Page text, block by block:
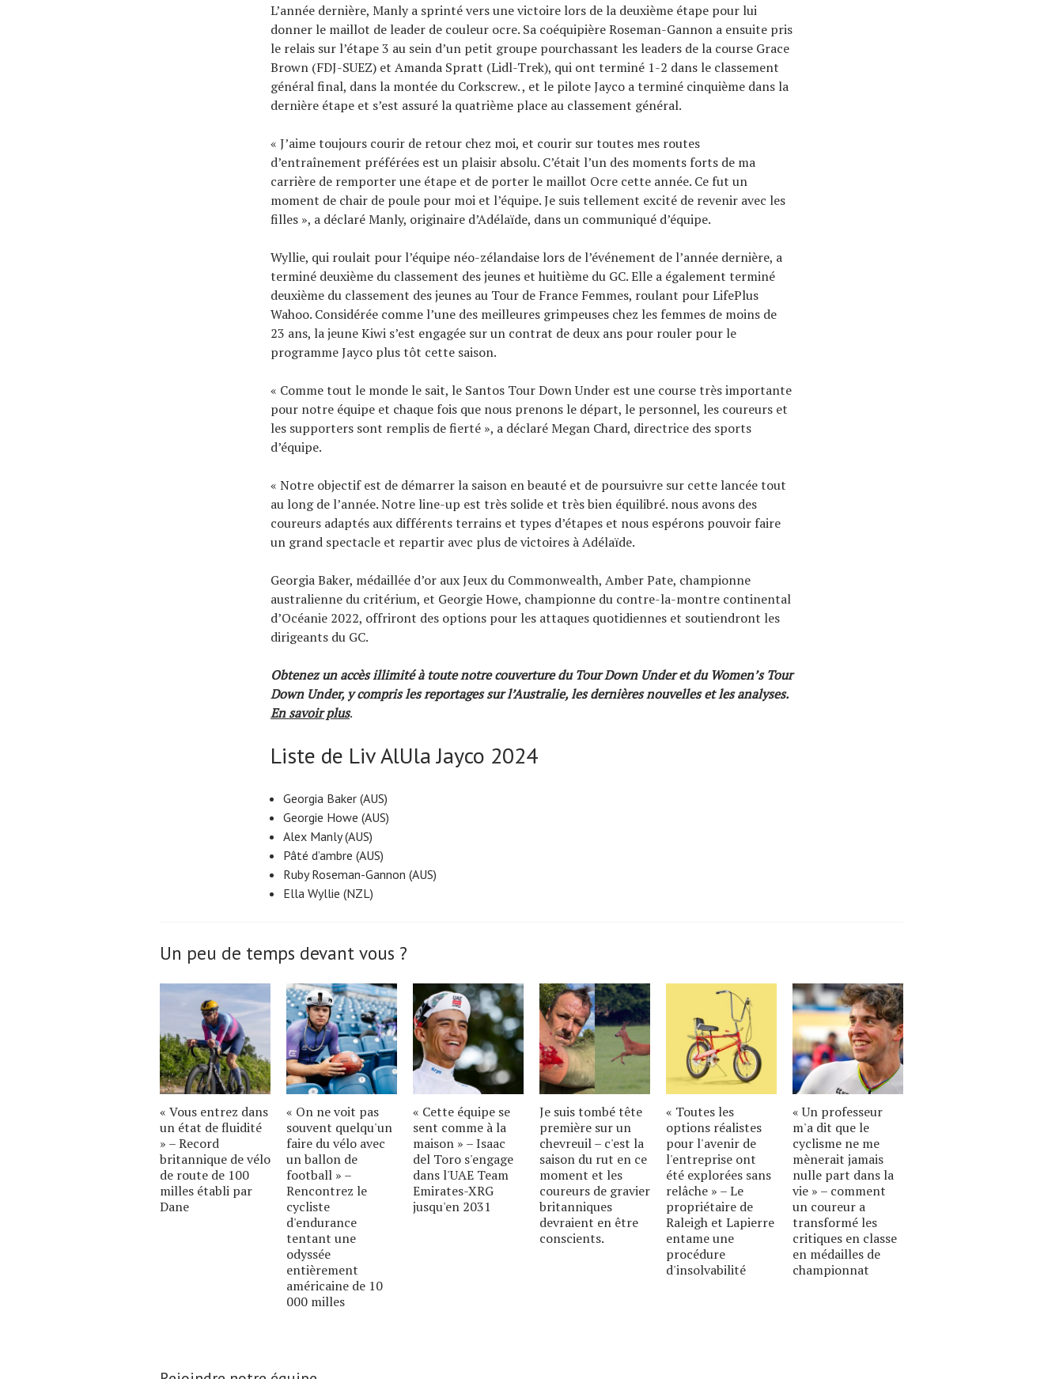
L’année dernière, Manly a sprinté vers une victoire lors de la deuxième étape pour lui
donner le maillot de leader de couleur ocre. Sa coéquipière Roseman-Gannon a ensuite pris
le relais sur l’étape 3 au sein d’un petit groupe pourchassant les leaders de la course Grace
Brown (FDJ-SUEZ) et Amanda Spratt (Lidl-Trek), qui ont terminé 1-2 dans le classement
général final, dans la montée du Corkscrew. , et le pilote Jayco a terminé cinquième dans la
dernière étape et s’est assuré la quatrième place au classement général.
« J’aime toujours courir de retour chez moi, et courir sur toutes mes routes
d’entraînement préférées est un plaisir absolu. C’était l’un des moments forts de ma
carrière de remporter une étape et de porter le maillot Ocre cette année. Ce fut un
moment de chair de poule pour moi et l’équipe. Je suis tellement excité de revenir avec les
filles », a déclaré Manly, originaire d’Adélaïde, dans un communiqué d’équipe.
Wyllie, qui roulait pour l’équipe néo-zélandaise lors de l’événement de l’année dernière, a
terminé deuxième du classement des jeunes et huitième du GC. Elle a également terminé
deuxième du classement des jeunes au Tour de France Femmes, roulant pour LifePlus
Wahoo. Considérée comme l’une des meilleures grimpeuses chez les femmes de moins de
23 ans, la jeune Kiwi s’est engagée sur un contrat de deux ans pour rouler pour le
programme Jayco plus tôt cette saison.
« Comme tout le monde le sait, le Santos Tour Down Under est une course très importante
pour notre équipe et chaque fois que nous prenons le départ, le personnel, les coureurs et
les supporters sont remplis de fierté », a déclaré Megan Chard, directrice des sports
d’équipe.
« Notre objectif est de démarrer la saison en beauté et de poursuivre sur cette lancée tout
au long de l’année. Notre line-up est très solide et très bien équilibré. nous avons des
coureurs adaptés aux différents terrains et types d’étapes et nous espérons pouvoir faire
un grand spectacle et repartir avec plus de victoires à Adélaïde.
Georgia Baker, médaillée d’or aux Jeux du Commonwealth, Amber Pate, championne
australienne du critérium, et Georgie Howe, championne du contre-la-montre continental
d’Océanie 2022, offriront des options pour les attaques quotidiennes et soutiendront les
dirigeants du GC.
Obtenez un accès illimité à toute notre couverture du Tour Down Under et du Women’s Tour
Down Under, y compris les reportages sur l’Australie, les dernières nouvelles et les analyses.
En savoir plus.
Liste de Liv AlUla Jayco 2024
Georgia Baker (AUS)
Georgie Howe (AUS)
Alex Manly (AUS)
Pâté d’ambre (AUS)
Ruby Roseman-Gannon (AUS)
Ella Wyllie (NZL)
Un peu de temps devant vous ?
« Vous entrez dans
un état de fluidité
» – Record
britannique de vélo
de route de 100
milles établi par
Dane
« On ne voit pas
souvent quelqu'un
faire du vélo avec
un ballon de
football » –
Rencontrez le
cycliste
d'endurance
tentant une
odyssée
entièrement
américaine de 10
000 milles
« Cette équipe se
sent comme à la
maison » – Isaac
del Toro s'engage
dans l'UAE Team
Emirates-XRG
jusqu'en 2031
Je suis tombé tête
première sur un
chevreuil – c'est la
saison du rut en ce
moment et les
coureurs de gravier
britanniques
devraient en être
conscients.
« Toutes les
options réalistes
pour l'avenir de
l'entreprise ont
été explorées sans
relâche » – Le
propriétaire de
Raleigh et Lapierre
entame une
procédure
d'insolvabilité
« Un professeur
m'a dit que le
cyclisme ne me
mènerait jamais
nulle part dans la
vie » – comment
un coureur a
transformé les
critiques en classe
en médailles de
championnat